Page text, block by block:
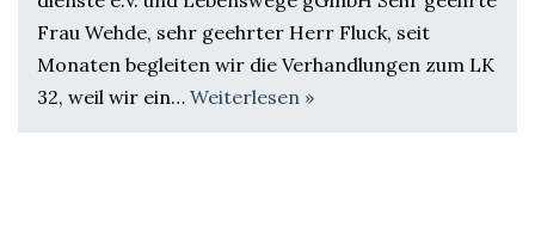
Frau Wehde, sehr geehrter Herr Fluck, seit
Monaten begleiten wir die Verhandlungen zum LK
32, weil wir ein… Weiterlesen »